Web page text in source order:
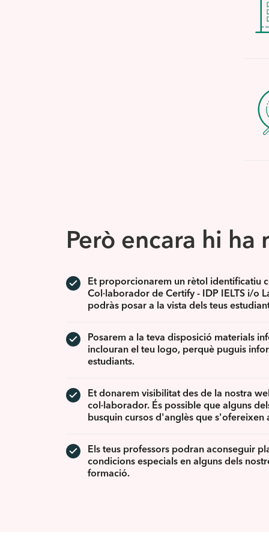
Però encara hi ha
Et proporcionarem un rètol identificatiu
Col·laborador de Certify - IDP IELTS i/o
podràs posar a la vista dels teus
Posarem a la teva disposició materials
inclouran el teu logo, perquè puguis
estudiants.
Et donarem visibilitat des de la nostra
col·laborador. És possible que alguns
busquin cursos d'anglès que s'ofereixen
Els teus professors podran aconseguir
condicions especials en alguns dels
formació.